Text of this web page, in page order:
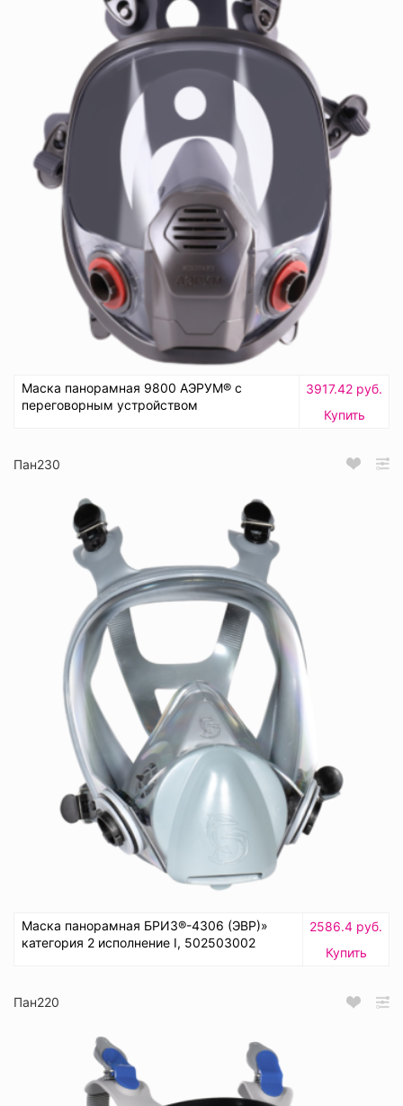
Маска панорамная 9800 АЭРУМ® с
переговорным устройством
3917.42 руб.
Купить
Пан230
Маска панорамная БРИЗ®-4306 (ЭВР)»
категория 2 исполнение I, 502503002
2586.4 руб.
Купить
Пан220